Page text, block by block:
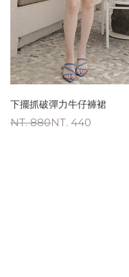
下擺抓破彈力牛仔褲裙
NT. 880NT. 440